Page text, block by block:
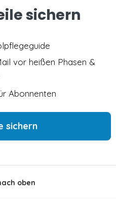
sichern
vor heißen Phasen &
Abonnenten
sichern
oben